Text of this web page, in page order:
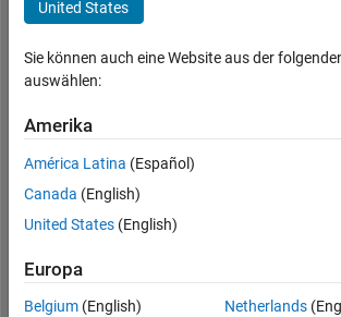
mehr
als 5
Jahre
Aktiv
seit
2019
0
Following:
0
United States
Sie können auch eine Website aus der
auswählen:
Amerika
América Latina (Español)
Canada (English)
United States (English)
Europa
Belgium (English)
Netherlands